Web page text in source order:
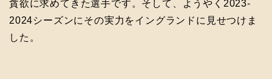
貪欲に求めてきた選手です。そして、ようやく2023-
2024シーズンにその実力をイングランドに見せつけま
した。